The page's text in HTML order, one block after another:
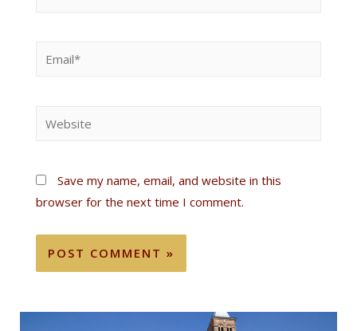
Save my name, email, and website in this
browser for the next time I comment.